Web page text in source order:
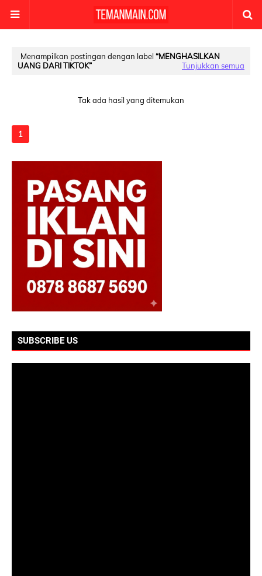
Menampilkan postingan dengan label
MENGHASILKAN
UANG DARI TIKTOK
Tunjukkan semua
Tak ada hasil yang ditemukan
1
SUBSCRIBE US